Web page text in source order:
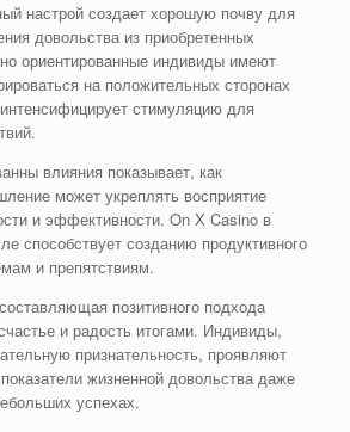
настрой создает хорошую почву для
довольства из приобретенных
ориентированные индивиды имеют
на положительных сторонах
стимуляцию для
влияния показывает, как
может укреплять восприятие
и эффективности. On X Casino в
способствует созданию продуктивного
и препятствиям.
позитивного подхода
и радость итогами. Индивиды,
признательность, проявляют
жизненной довольства даже
успехах.